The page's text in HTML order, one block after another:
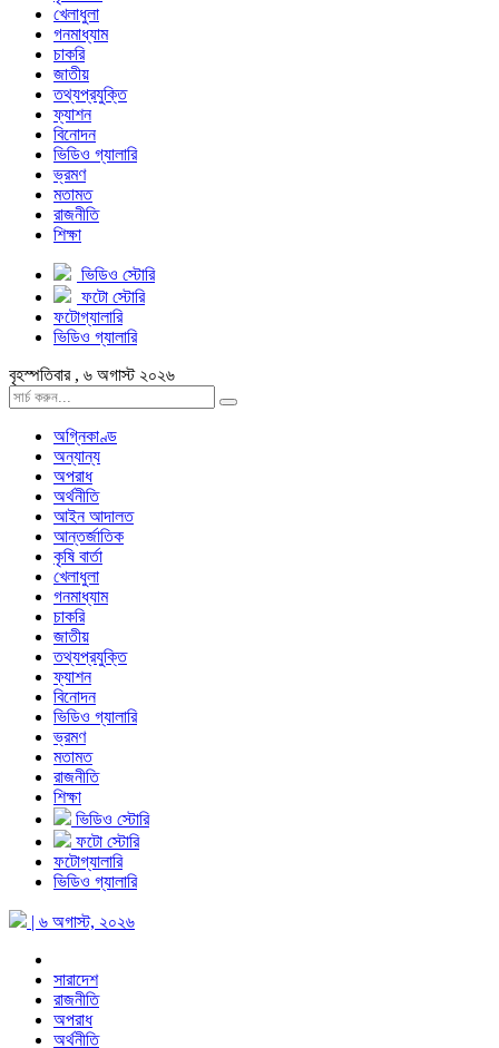
খেলাধুলা
গনমাধ্যাম
চাকরি
জাতীয়
তথ্যপ্রযুক্তি
ফ্যাশন
বিনোদন
ভিডিও গ্যালারি
ভ্রমণ
মতামত
রাজনীতি
শিক্ষা
ভিডিও স্টোরি
ফটো স্টোরি
ফটোগ্যালারি
ভিডিও গ্যালারি
বৃহস্পতিবার , ৬ অগাস্ট ২০২৬
অগ্নিকাণ্ড
অন্যান্য
অপরাধ
অর্থনীতি
আইন আদালত
আন্তর্জাতিক
কৃষি বার্তা
খেলাধুলা
গনমাধ্যাম
চাকরি
জাতীয়
তথ্যপ্রযুক্তি
ফ্যাশন
বিনোদন
ভিডিও গ্যালারি
ভ্রমণ
মতামত
রাজনীতি
শিক্ষা
ভিডিও স্টোরি
ফটো স্টোরি
ফটোগ্যালারি
ভিডিও গ্যালারি
| ৬ অগাস্ট, ২০২৬
সারাদেশ
রাজনীতি
অপরাধ
অর্থনীতি